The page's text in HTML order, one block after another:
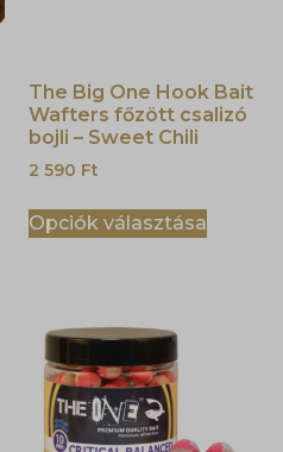
The Big One Hook Bait
Wafters főzött csalizó
bojli – Sweet Chili
2 590 Ft
Opciók választása